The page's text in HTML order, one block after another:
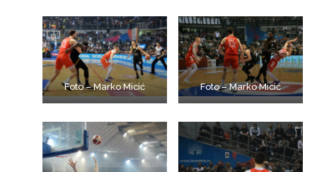
Foto – Marko Micić Foto – Marko Micić